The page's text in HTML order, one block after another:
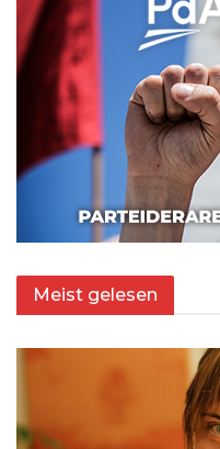
Meist gelesen